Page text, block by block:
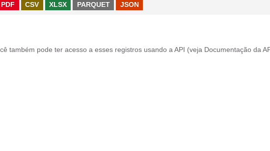
PDF CSV XLSX PARQUET JSON
também pode ter acesso a esses registros usando a API (veja Documentação da